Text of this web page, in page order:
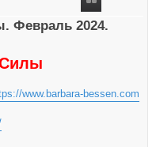
Февраль 2024.
www.barbara-bessen.com